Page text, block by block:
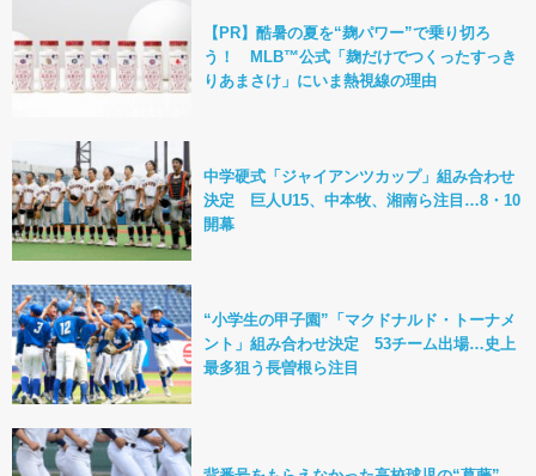
【PR】酷暑の夏を“麹パワー”で乗り切ろ
う！ MLB™公式「麹だけでつくったすっき
りあまさけ」にいま熱視線の理由
中学硬式「ジャイアンツカップ」組み合わせ
決定 巨人U15、中本牧、湘南ら注目…8・10
開幕
“小学生の甲子園”「マクドナルド・トーナメ
ント」組み合わせ決定 53チーム出場…史上
最多狙う長曽根ら注目